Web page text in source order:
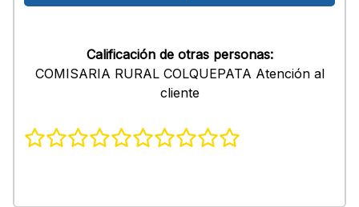
Calificación de otras personas:
COMISARIA RURAL COLQUEPATA Atención al
cliente